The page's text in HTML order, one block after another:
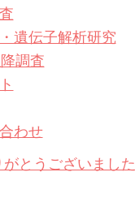
遺伝子解析研究
調査
わせ
がとうございました